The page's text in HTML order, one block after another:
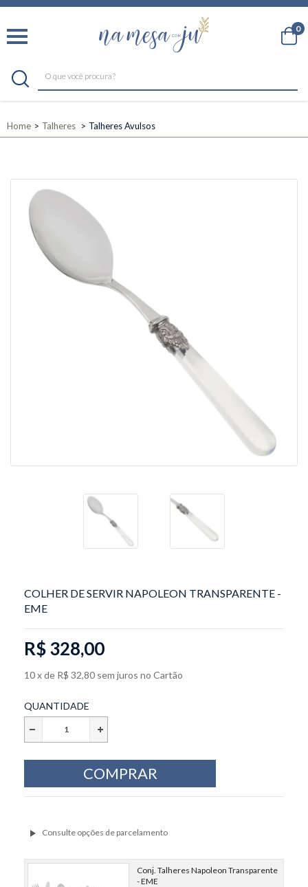
0
Home Talheres Talheres Avulsos
COLHER DE SERVIR NAPOLEON TRANSPARENTE -
EME
R$ 328,00
10xde R$ 32,80 sem juros no Cartão
QUANTIDADE
Conj. Talheres Napoleon Transparente
- EME